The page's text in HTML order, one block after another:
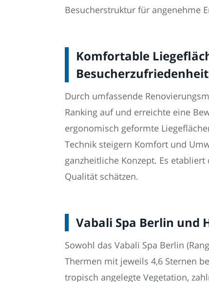
Besucherstruktur für angenehme
Komfortable
Durch umfassende
Ranking auf und erreichte eine
ergonomisch geformte
Technik steigern Komfort und
ganzheitliche Konzept. Es
Qualität schätzen.
Vabali Spa Berlin und
Sowohl das Vabali Spa Berlin
Thermen mit jeweils 4,6 Sternen
tropisch angelegte Vegetation,